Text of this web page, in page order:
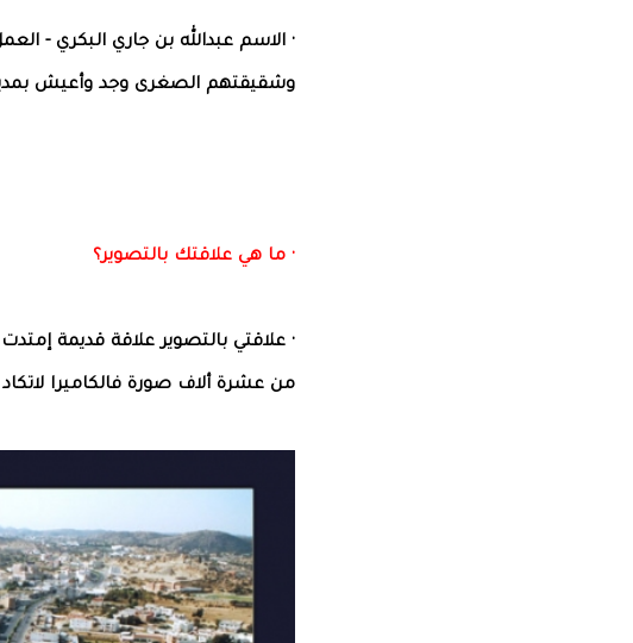
· الاسم عبدالله بن جاري البكري -
وشقيقتهم الصغرى وجد وأعيش
· ما هي علاقتك بالتصوير؟
· علاقتي بالتصوير علاقة قديمة
من عشرة ألاف صورة فالكاميرا لاتكاد